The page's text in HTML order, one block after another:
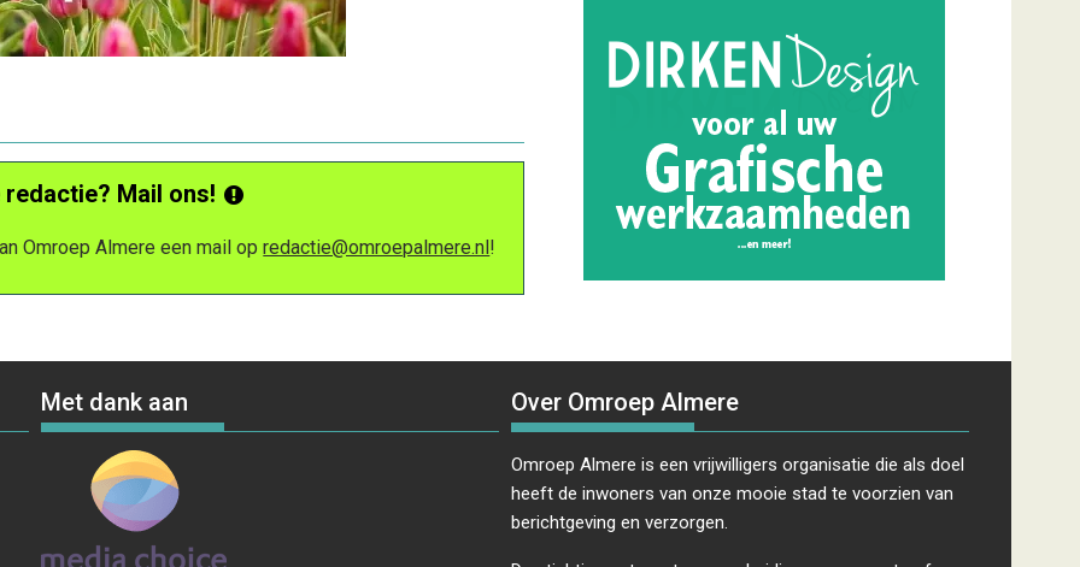
Mail ons!
Omroep Almere een mail opredactie@omroepalmere.nl!
Met dank aan Over Omroep Almere
Omroep Almere is een vrijwilligers organisatie die als doel
heeft de inwoners van onze mooie stad te voorzien van
berichtgeving en verzorgen.